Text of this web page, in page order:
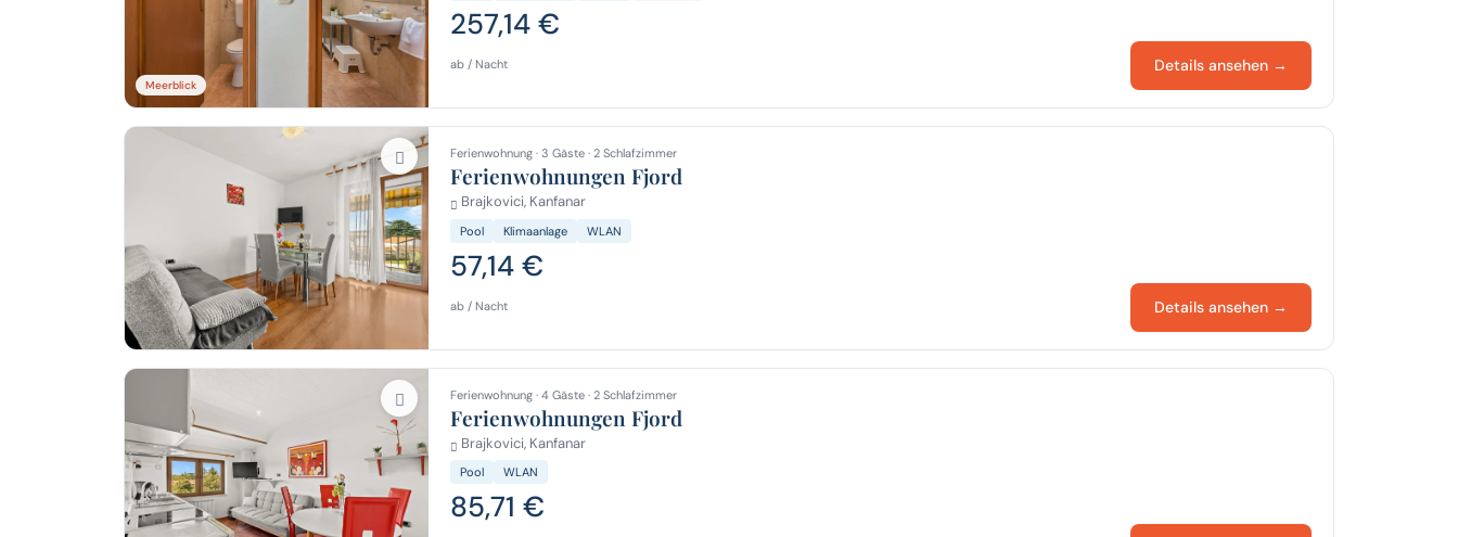
Meerblick
257,14 €
ab / Nacht Details ansehen →
Ferienwohnung · 3 Gäste · 2 Schlafzimmer
Ferienwohnungen Fjord
Brajkovici, Kanfanar
Pool Klimaanlage WLAN
57,14 €
ab / Nacht Details ansehen →
Ferienwohnung · 4 Gäste · 2 Schlafzimmer
Ferienwohnungen Fjord
Brajkovici, Kanfanar
Pool WLAN
85,71 €